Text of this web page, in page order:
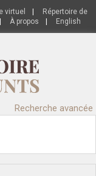
virtuel
Répertoire de
À propos English
Recherche avancée